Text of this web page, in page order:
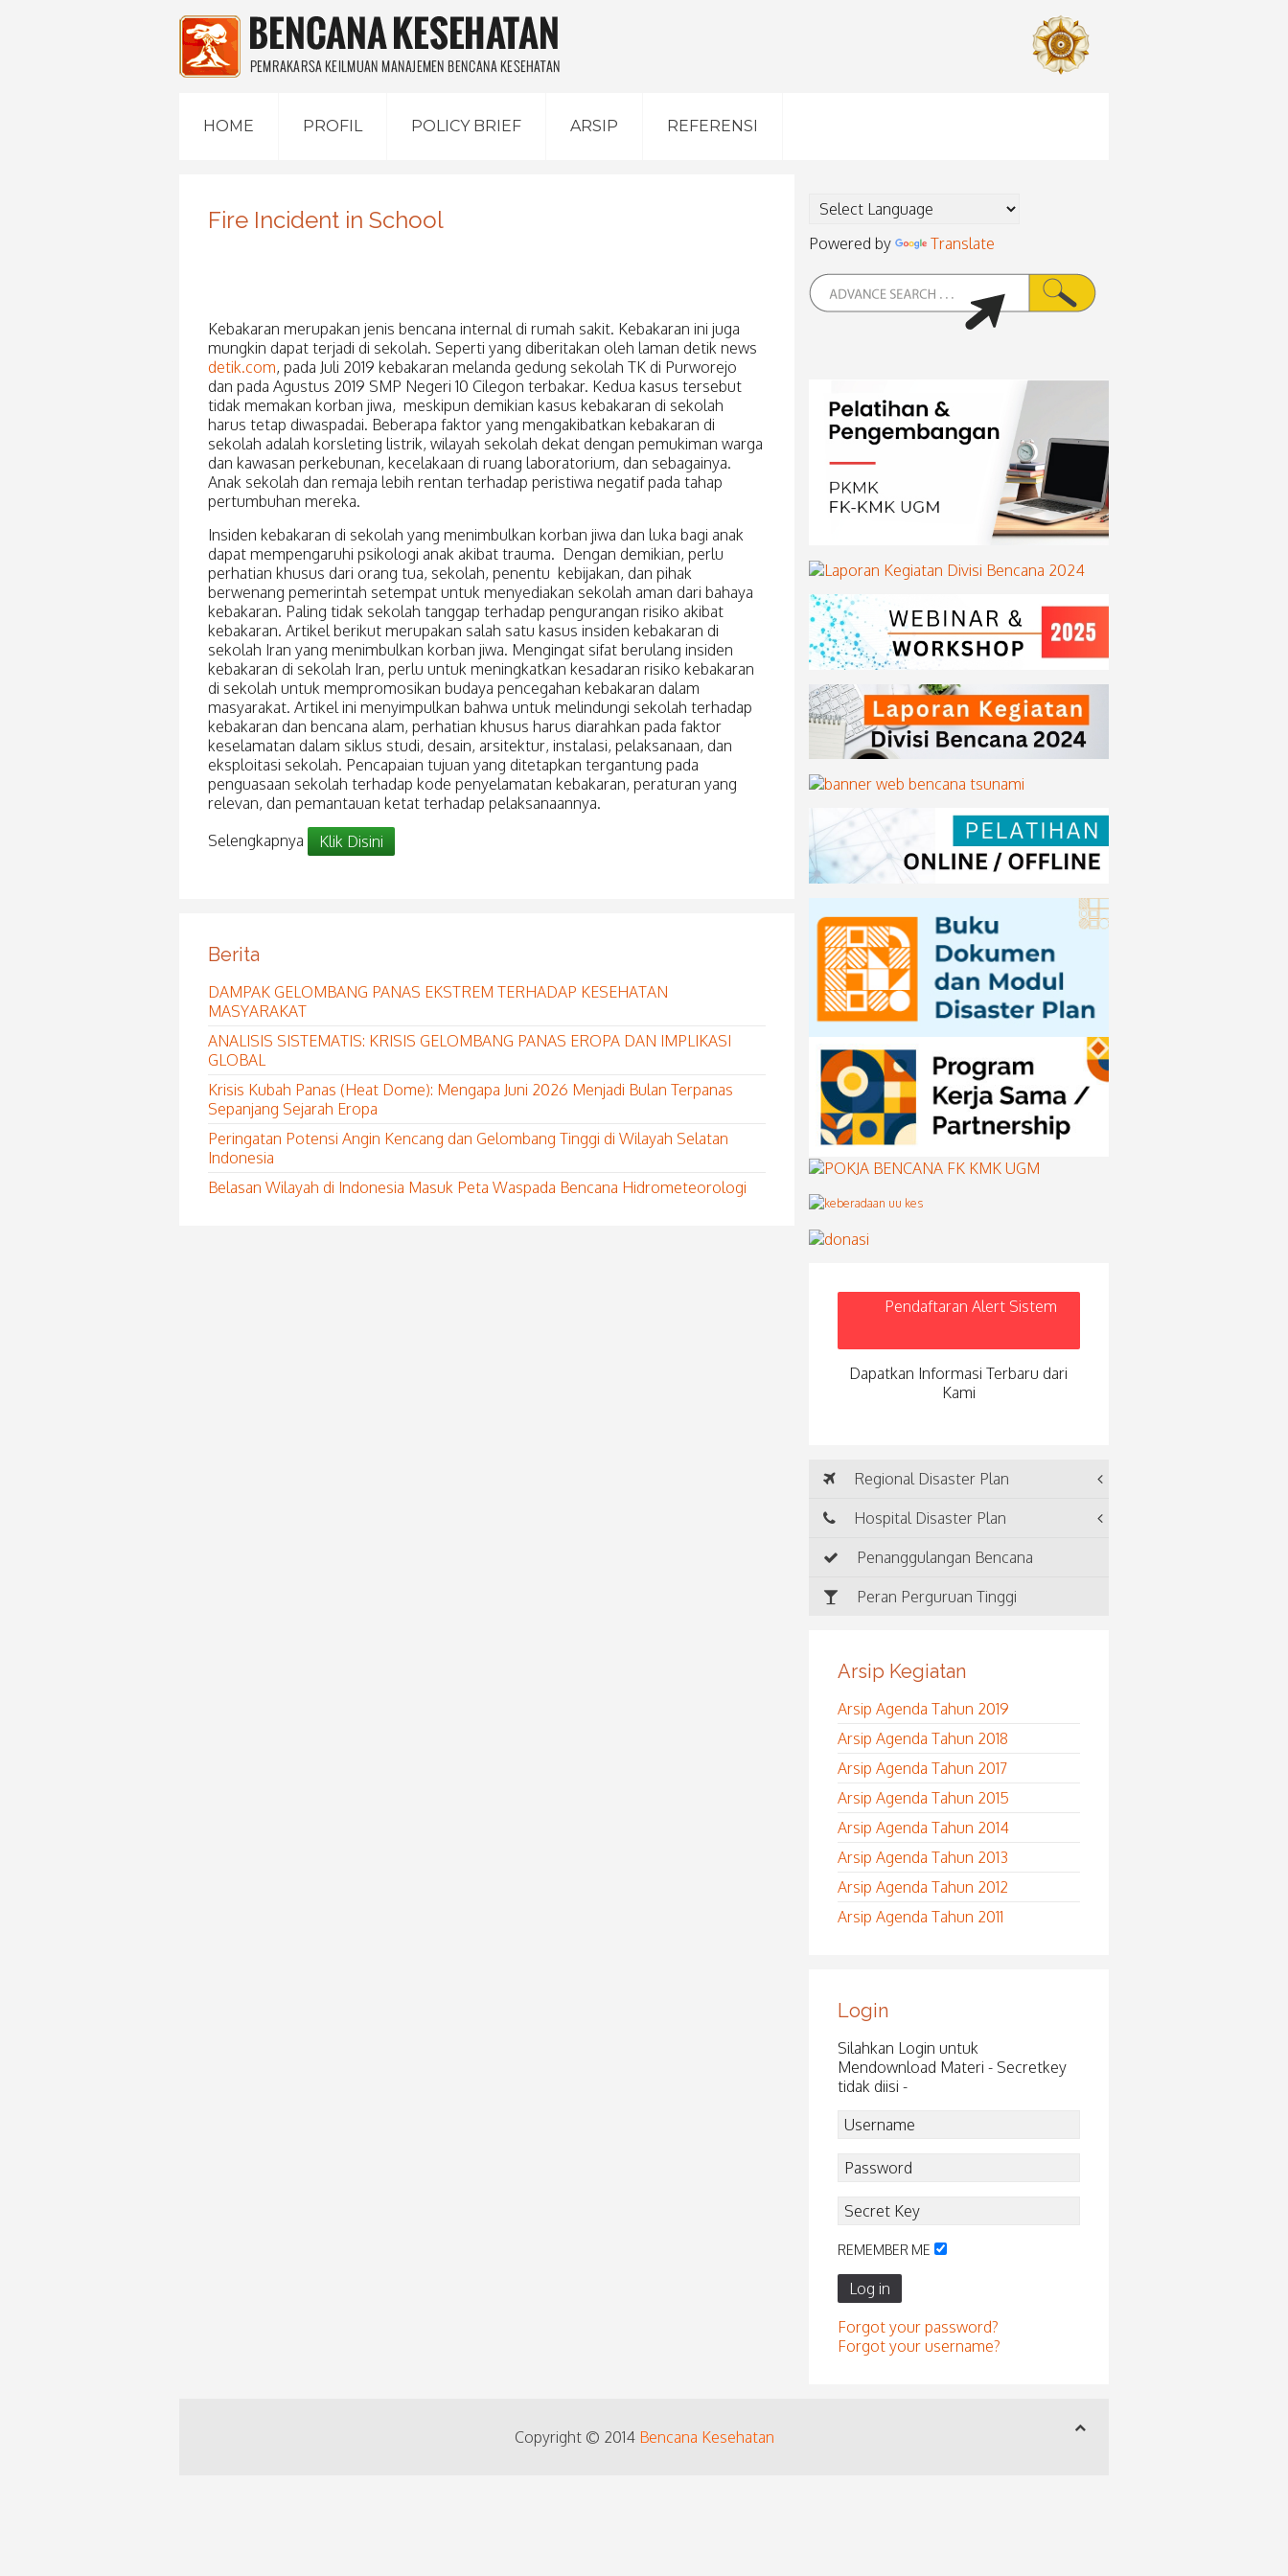
HOME PROFIL POLICY BRIEF ARSIP REFERENSI
Fire Incident in School
Kebakaran merupakan jenis bencana internal di rumah sakit. Kebakaran ini juga
mungkin dapat terjadi di sekolah. Seperti yang diberitakan oleh laman detik news
detik.com, pada Juli 2019 kebakaran melanda gedung sekolah TK di Purworejo
dan pada Agustus 2019 SMP Negeri 10 Cilegon terbakar. Kedua kasus tersebut
tidak memakan korban jiwa, meskipun demikian kasus kebakaran di sekolah
harus tetap diwaspadai. Beberapa faktor yang mengakibatkan kebakaran di
sekolah adalah korsleting listrik, wilayah sekolah dekat dengan pemukiman warga
dan kawasan perkebunan, kecelakaan di ruang laboratorium, dan sebagainya.
Anak sekolah dan remaja lebih rentan terhadap peristiwa negatif pada tahap
pertumbuhan mereka.
Insiden kebakaran di sekolah yang menimbulkan korban jiwa dan luka bagi anak
dapat mempengaruhi psikologi anak akibat trauma. Dengan demikian, perlu
perhatian khusus dari orang tua, sekolah, penentu kebijakan, dan pihak
berwenang pemerintah setempat untuk menyediakan sekolah aman dari bahaya
kebakaran. Paling tidak sekolah tanggap terhadap pengurangan risiko akibat
kebakaran. Artikel berikut merupakan salah satu kasus insiden kebakaran di
sekolah Iran yang menimbulkan korban jiwa. Mengingat sifat berulang insiden
kebakaran di sekolah Iran, perlu untuk meningkatkan kesadaran risiko kebakaran
di sekolah untuk mempromosikan budaya pencegahan kebakaran dalam
masyarakat. Artikel ini menyimpulkan bahwa untuk melindungi sekolah terhadap
kebakaran dan bencana alam, perhatian khusus harus diarahkan pada faktor
keselamatan dalam siklus studi, desain, arsitektur, instalasi, pelaksanaan, dan
eksploitasi sekolah. Pencapaian tujuan yang ditetapkan tergantung pada
penguasaan sekolah terhadap kode penyelamatan kebakaran, peraturan yang
relevan, dan pemantauan ketat terhadap pelaksanaannya.
Selengkapnya
Klik Disini
Berita
DAMPAK GELOMBANG PANAS EKSTREM TERHADAP KESEHATAN
MASYARAKAT
ANALISIS SISTEMATIS: KRISIS GELOMBANG PANAS EROPA DAN IMPLIKASI
GLOBAL
Krisis Kubah Panas (Heat Dome): Mengapa Juni 2026 Menjadi Bulan Terpanas
Sepanjang Sejarah Eropa
Peringatan Potensi Angin Kencang dan Gelombang Tinggi di Wilayah Selatan
Indonesia
Belasan Wilayah di Indonesia Masuk Peta Waspada Bencana Hidrometeorologi
Powered by Translate
Pendaftaran Alert Sistem
Dapatkan Informasi Terbaru dari
Kami
Regional Disaster Plan
Hospital Disaster Plan
Penanggulangan Bencana
Peran Perguruan Tinggi
Arsip Kegiatan
Arsip Agenda Tahun 2019
Arsip Agenda Tahun 2018
Arsip Agenda Tahun 2017
Arsip Agenda Tahun 2015
Arsip Agenda Tahun 2014
Arsip Agenda Tahun 2013
Arsip Agenda Tahun 2012
Arsip Agenda Tahun 2011
Login
Silahkan Login untuk
Mendownload Materi - Secretkey
tidak diisi -
REMEMBER ME
Log in
Forgot your password?
Forgot your username?
Copyright © 2014 Bencana Kesehatan